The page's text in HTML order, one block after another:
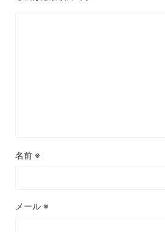
名前 ※
メール ※